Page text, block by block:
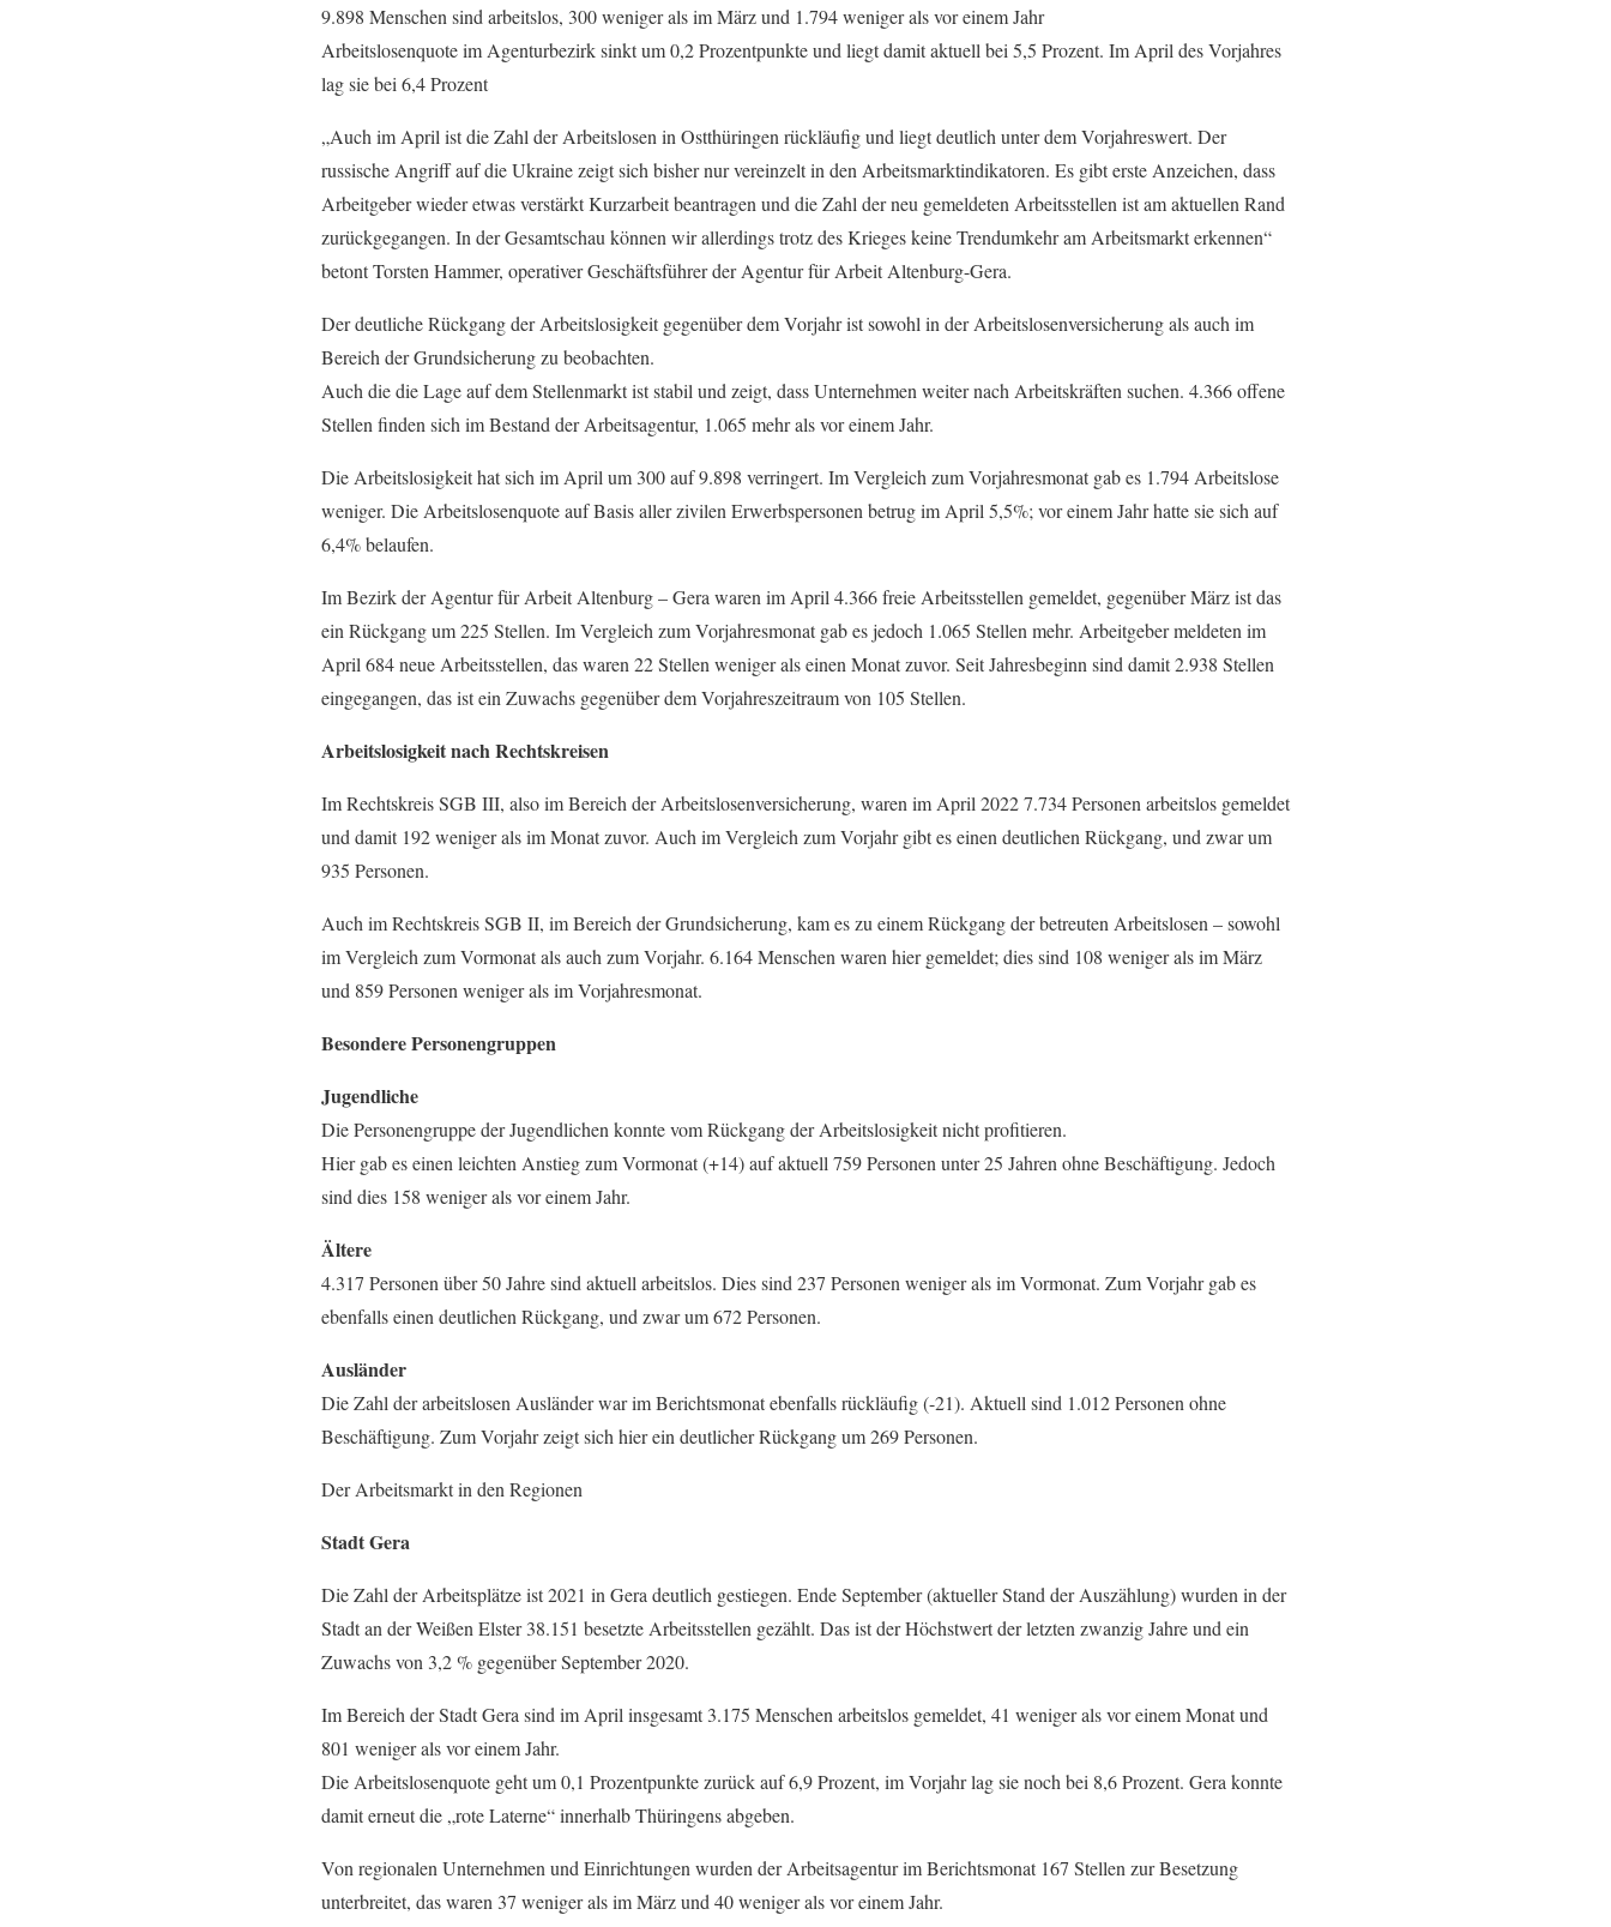
9.898 Menschen sind arbeitslos, 300 weniger als im März und 1.794 weniger als vor einem Jahr
Arbeitslosenquote im Agenturbezirk sinkt um 0,2 Prozentpunkte und liegt damit aktuell bei 5,5 Prozent. Im April des Vorjahres
lag sie bei 6,4 Prozent
„Auch im April ist die Zahl der Arbeitslosen in Ostthüringen rückläufig und liegt deutlich unter dem Vorjahreswert. Der
russische Angriff auf die Ukraine zeigt sich bisher nur vereinzelt in den Arbeitsmarktindikatoren. Es gibt erste Anzeichen, dass
Arbeitgeber wieder etwas verstärkt Kurzarbeit beantragen und die Zahl der neu gemeldeten Arbeitsstellen ist am aktuellen Rand
zurückgegangen. In der Gesamtschau können wir allerdings trotz des Krieges keine Trendumkehr am Arbeitsmarkt erkennen“
betont Torsten Hammer, operativer Geschäftsführer der Agentur für Arbeit Altenburg-Gera.
Der deutliche Rückgang der Arbeitslosigkeit gegenüber dem Vorjahr ist sowohl in der Arbeitslosenversicherung als auch im
Bereich der Grundsicherung zu beobachten.
Auch die die Lage auf dem Stellenmarkt ist stabil und zeigt, dass Unternehmen weiter nach Arbeitskräften suchen. 4.366 offene
Stellen finden sich im Bestand der Arbeitsagentur, 1.065 mehr als vor einem Jahr.
Die Arbeitslosigkeit hat sich im April um 300 auf 9.898 verringert. Im Vergleich zum Vorjahresmonat gab es 1.794 Arbeitslose
weniger. Die Arbeitslosenquote auf Basis aller zivilen Erwerbspersonen betrug im April 5,5%; vor einem Jahr hatte sie sich auf
6,4% belaufen.
Im Bezirk der Agentur für Arbeit Altenburg – Gera waren im April 4.366 freie Arbeitsstellen gemeldet, gegenüber März ist das
ein Rückgang um 225 Stellen. Im Vergleich zum Vorjahresmonat gab es jedoch 1.065 Stellen mehr. Arbeitgeber meldeten im
April 684 neue Arbeitsstellen, das waren 22 Stellen weniger als einen Monat zuvor. Seit Jahresbeginn sind damit 2.938 Stellen
eingegangen, das ist ein Zuwachs gegenüber dem Vorjahreszeitraum von 105 Stellen.
Arbeitslosigkeit nach Rechtskreisen
Im Rechtskreis SGB III, also im Bereich der Arbeitslosenversicherung, waren im April 2022 7.734 Personen arbeitslos gemeldet
und damit 192 weniger als im Monat zuvor. Auch im Vergleich zum Vorjahr gibt es einen deutlichen Rückgang, und zwar um
935 Personen.
Auch im Rechtskreis SGB II, im Bereich der Grundsicherung, kam es zu einem Rückgang der betreuten Arbeitslosen – sowohl
im Vergleich zum Vormonat als auch zum Vorjahr. 6.164 Menschen waren hier gemeldet; dies sind 108 weniger als im März
und 859 Personen weniger als im Vorjahresmonat.
Besondere Personengruppen
Jugendliche
Die Personengruppe der Jugendlichen konnte vom Rückgang der Arbeitslosigkeit nicht profitieren.
Hier gab es einen leichten Anstieg zum Vormonat (+14) auf aktuell 759 Personen unter 25 Jahren ohne Beschäftigung. Jedoch
sind dies 158 weniger als vor einem Jahr.
Ältere
4.317 Personen über 50 Jahre sind aktuell arbeitslos. Dies sind 237 Personen weniger als im Vormonat. Zum Vorjahr gab es
ebenfalls einen deutlichen Rückgang, und zwar um 672 Personen.
Ausländer
Die Zahl der arbeitslosen Ausländer war im Berichtsmonat ebenfalls rückläufig (-21). Aktuell sind 1.012 Personen ohne
Beschäftigung. Zum Vorjahr zeigt sich hier ein deutlicher Rückgang um 269 Personen.
Der Arbeitsmarkt in den Regionen
Stadt Gera
Die Zahl der Arbeitsplätze ist 2021 in Gera deutlich gestiegen. Ende September (aktueller Stand der Auszählung) wurden in der
Stadt an der Weißen Elster 38.151 besetzte Arbeitsstellen gezählt. Das ist der Höchstwert der letzten zwanzig Jahre und ein
Zuwachs von 3,2 % gegenüber September 2020.
Im Bereich der Stadt Gera sind im April insgesamt 3.175 Menschen arbeitslos gemeldet, 41 weniger als vor einem Monat und
801 weniger als vor einem Jahr.
Die Arbeitslosenquote geht um 0,1 Prozentpunkte zurück auf 6,9 Prozent, im Vorjahr lag sie noch bei 8,6 Prozent. Gera konnte
damit erneut die „rote Laterne“ innerhalb Thüringens abgeben.
Von regionalen Unternehmen und Einrichtungen wurden der Arbeitsagentur im Berichtsmonat 167 Stellen zur Besetzung
unterbreitet, das waren 37 weniger als im März und 40 weniger als vor einem Jahr.